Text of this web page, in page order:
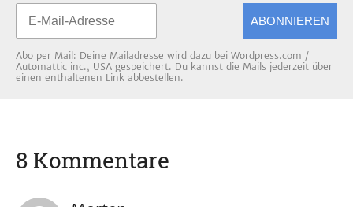
ABONNIEREN
Abo per Mail: Deine Mailadresse wird dazu bei Wordpress.com /
Automattic inc., USA gespeichert. Du kannst die Mails jederzeit über
einen enthaltenen Link abbestellen.
8 Kommentare